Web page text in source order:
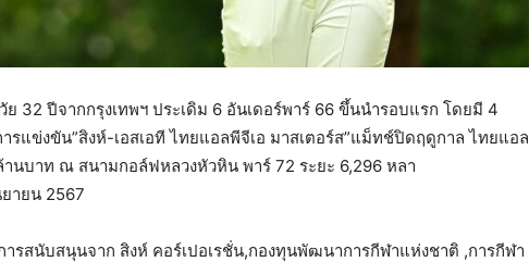
32 ปีจากกรุงเทพฯ ประเดิม 6 อันเดอร์พาร์ 66 ขึ้นนำรอบแรก โดยมี 4
รแข่งขัน”สิงห์-เอสเอที ไทยแอลพีจีเอ มาสเตอร์ส”แม็ทช์ปิดฤดูกาล ไทยแอล
านบาท ณ สนามกอล์ฟหลวงหัวหิน พาร์ 72 ระยะ 6,296 หลา
ายน 2567
รสนับสนุนจาก สิงห์ คอร์เปอเรชั่น,กองทุนพัฒนาการกีฬาแห่งชาติ ,การกีฬา